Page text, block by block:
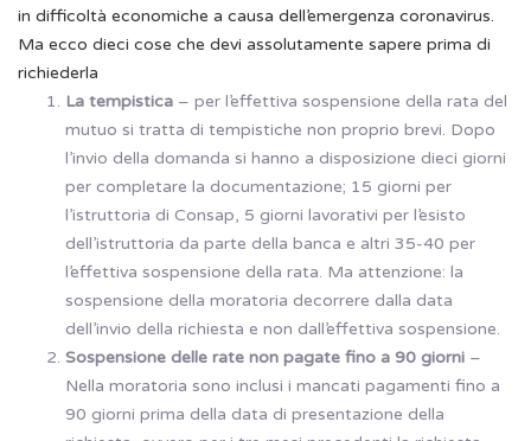
in difficoltà economiche a causa dell’emergenza coronavirus.
Ma ecco dieci cose che devi assolutamente sapere prima di
richiederla
La tempistica – per l’effettiva sospensione della rata del
mutuo si tratta di tempistiche non proprio brevi. Dopo
l’invio della domanda si hanno a disposizione dieci giorni
per completare la documentazione; 15 giorni per
l’istruttoria di Consap, 5 giorni lavorativi per l’esisto
dell’istruttoria da parte della banca e altri 35-40 per
l’effettiva sospensione della rata. Ma attenzione: la
sospensione della moratoria decorrere dalla data
dell’invio della richiesta e non dall’effettiva sospensione.
Sospensione delle rate non pagate fino a 90 giorni –
Nella moratoria sono inclusi i mancati pagamenti fino a
90 giorni prima della data di presentazione della